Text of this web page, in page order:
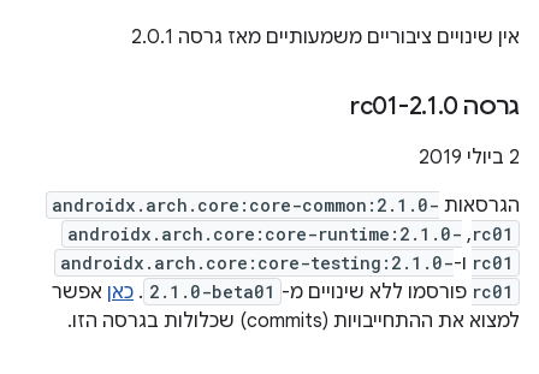
אין שינויים ציבוריים משמעותיים מאז גרסה 2.0.1
גרסה 2 .1.0-rc01
2 ביולי 2019
הגרסאות androidx.arch.core:core-common:2.1.0-
rc01
,‏
androidx.arch.core:core-runtime:2.1.0-
rc01 ו-androidx.arch.core:core-testing:2.1.0-
rc01 פורסמו ללא שינויים מ- 2.1.0-beta01
. כאן אפשר
למצוא את ההתחייבויות (commits) שכלולות בגרסה הזו.